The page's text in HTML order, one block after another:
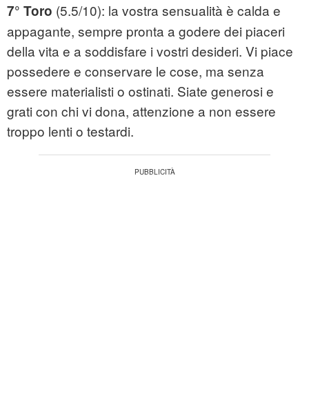
7° Toro (5.5/10): la vostra sensualità è calda e
appagante, sempre pronta a godere dei piaceri
della vita e a soddisfare i vostri desideri. Vi piace
possedere e conservare le cose, ma senza
essere materialisti o ostinati. Siate generosi e
grati con chi vi dona, attenzione a non essere
troppo lenti o testardi.